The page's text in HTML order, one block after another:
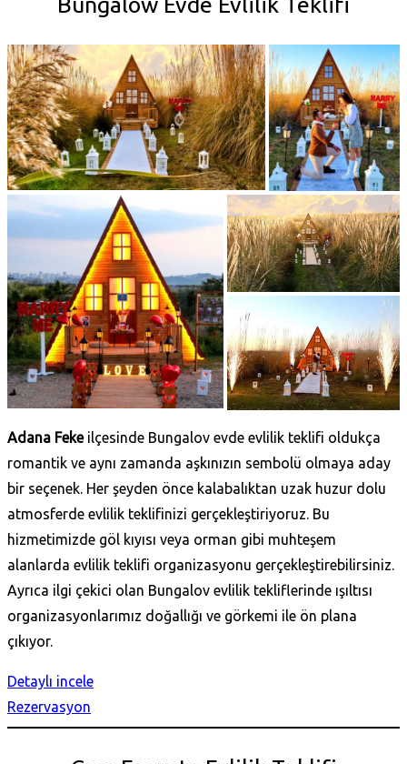
Adana Fekeilçesinde Bungalov evde evlilik teklifi oldukça
romantik ve aynı zamanda aşkınızın sembolü olmaya aday
bir seçenek. Her şeyden önce kalabalıktan uzak huzur dolu
atmosferde evlilik teklifinizi gerçekleştiriyoruz. Bu
hizmetimizde göl kıyısı veya orman gibi muhteşem
alanlarda evlilik teklifi organizasyonu gerçekleştirebilirsiniz.
Ayrıca ilgi çekici olan Bungalov evlilik tekliflerinde ışıltısı
organizasyonlarımız doğallığı ve görkemi ile ön plana
çıkıyor.
Detaylı incele
Rezervasyon